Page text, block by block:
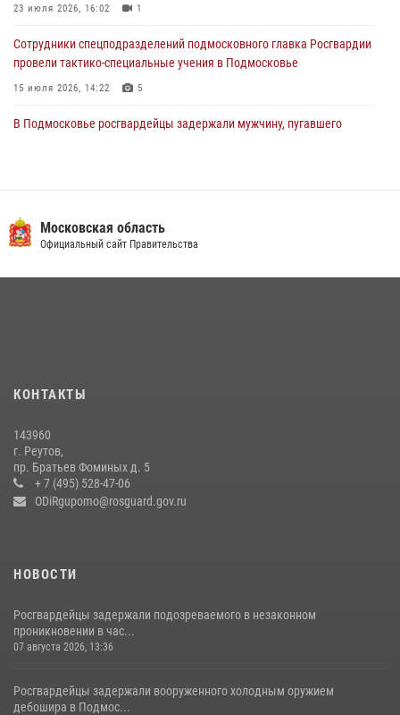
23 июля 2026, 16:02 1
Сотрудники спецподразделений подмосковного главка Росгвардии
провели тактико-специальные учения в Подмосковье
15 июля 2026, 14:22 5
В Подмосковье росгвардейцы задержали мужчину, пугавшего
федеральном розыске (видео)
22 июля 2026, 14:15 1
18 июля 2026, 07:03
сотрудников спецподразделений в преодолении полосы
препятствий со стрельбой
14 июля 2026, 15:13
Московская область
Официальный сайт Правительства
КОНТАКТЫ
143960
г. Реутов,
пр. Братьев Фоминых д. 5
+ 7 (495) 528-47-06
ODiRgupomo@rosguard.gov.ru
НОВОСТИ
Росгвардейцы задержали подозреваемого в незаконном
проникновении в час...
07 августа 2026, 13:36
Росгвардейцы задержали вооруженного холодным оружием
дебошира в Подмос...